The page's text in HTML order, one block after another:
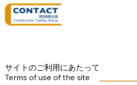
サイトのご利用にあたって
Terms of use of the site